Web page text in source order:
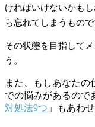
ければいけないかも
ら忘れてしまうもので
その状態を目指して
う。
また、もしあなたの
での悩みがあるので
対処法9つ 」もあわ